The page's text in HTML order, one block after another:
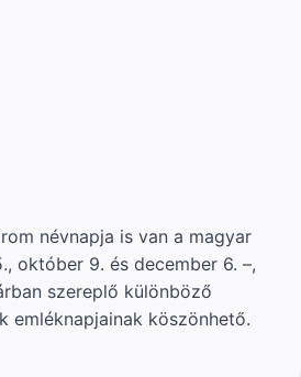
névnapja is van a magyar
október 9. és december 6. –,
szereplő különböző
emléknapjainak köszönhető.